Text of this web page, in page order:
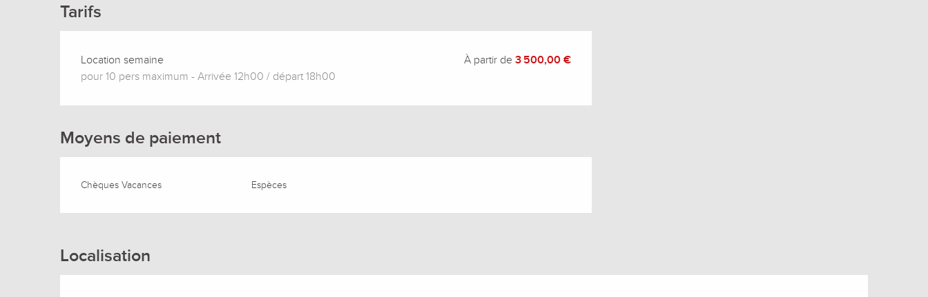
Tarifs
Location semaine
pour 10 pers maximum - Arrivée 12h00 / départ 18h00
À partir de3 500,00 €
Moyens de paiement
Chèques Vacances Espèces
Localisation